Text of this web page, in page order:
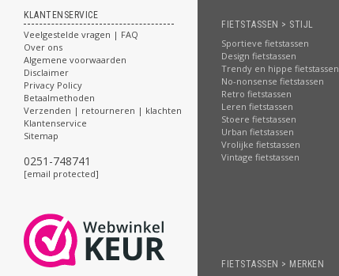
KLANTENSERVICE
Veelgestelde vragen | FAQ
Over ons
Algemene voorwaarden
Disclaimer
Privacy Policy
Betaalmethoden
Verzenden | retourneren | klachten
Klantenservice
Sitemap
0251-748741
[email protected]
FIETSTASSEN > STIJL
Sportieve fietstassen
Design fietstassen
Trendy en hippe fietstassen
No-nonsense fietstassen
Retro fietstassen
Leren fietstassen
Stoere fietstassen
Urban fietstassen
Vrolijke fietstassen
Vintage fietstassen
FIETSTASSEN > MERKEN